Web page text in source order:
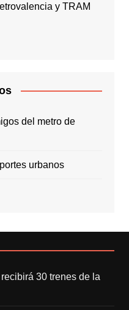
y TRAM
del metro de
urbanos
30 trenes de la